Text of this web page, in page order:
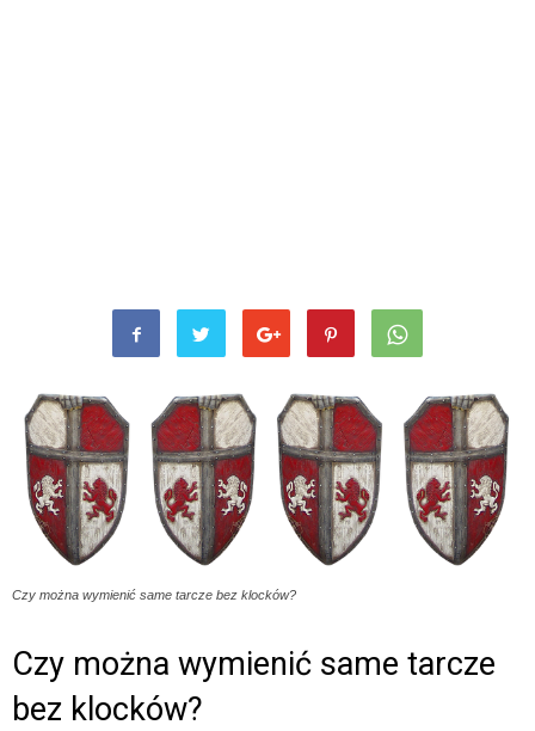
Czy można wymienić same tarcze bez klocków?
Czy można wymienić same tarcze
bez klocków?